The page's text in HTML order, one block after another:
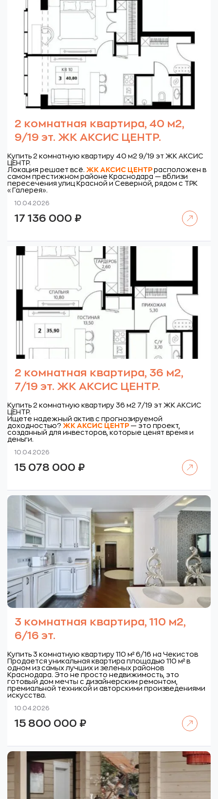
2 комнатная квартира, 40 м2,
9/19 эт. ЖК АКСИС ЦЕНТР.
Купить 2 комнатную квартиру 40 м2 9/19 эт ЖК АКСИС
ЦЕНТР.
Локация решает всё. ЖК АКСИС ЦЕНТР расположен в
самом престижном районе Краснодара — вблизи
пересечения улиц Красной и Северной, рядом с ТРК
«Галерея».
10.04.2026
17 136 000 ₽
2 комнатная квартира, 36 м2,
7/19 эт. ЖК АКСИС ЦЕНТР.
Купить 2 комнатную квартиру 36 м2 7/19 эт ЖК АКСИС
ЦЕНТР.
Ищете надежный актив с прогнозируемой
доходностью? ЖК АКСИС ЦЕНТР — это проект,
созданный для инвесторов, которые ценят время и
деньги.
10.04.2026
15 078 000 ₽
3 комнатная квартира, 110 м2,
6/16 эт.
Купить 3 комнатную квартиру 110 м² 6/16 на Чекистов
Продается уникальная квартира площадью 110 м² в
одном из самых лучших и зеленых районов
Краснодара. Это не просто недвижимость, это
готовый дом мечты с дизайнерским ремонтом,
премиальной техникой и авторскими произведениями
искусства.
10.04.2026
15 800 000 ₽